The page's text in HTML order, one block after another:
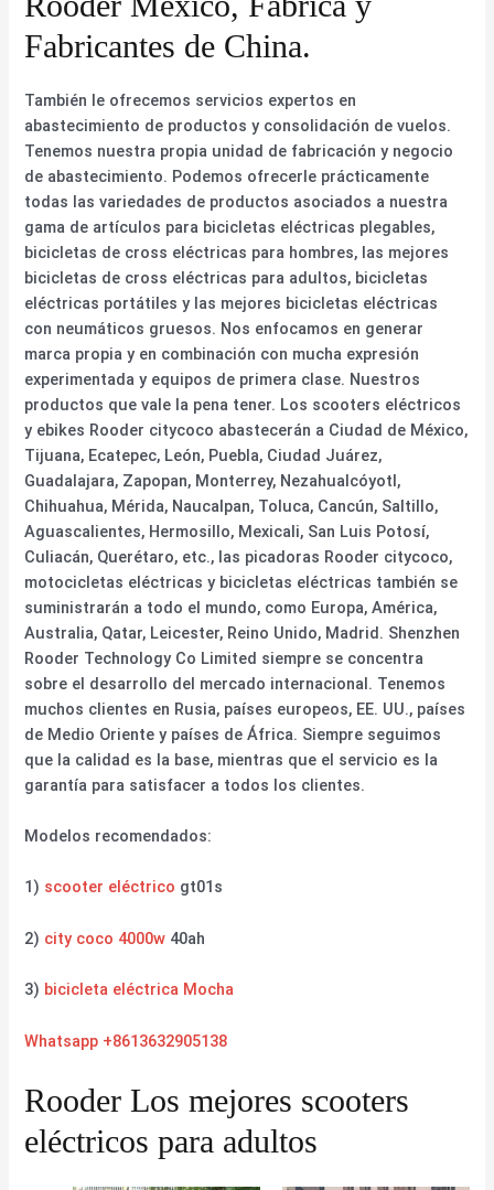
Fabricantes de China.
También le ofrecemos servicios expertos en
abastecimiento de productos y consolidación de vuelos.
Tenemos nuestra propia unidad de fabricación y negocio
de abastecimiento. Podemos ofrecerle prácticamente
todas las variedades de productos asociados a nuestra
gama de artículos para bicicletas eléctricas plegables,
bicicletas de cross eléctricas para hombres, las mejores
bicicletas de cross eléctricas para adultos, bicicletas
eléctricas portátiles y las mejores bicicletas eléctricas
con neumáticos gruesos. Nos enfocamos en generar
marca propia y en combinación con mucha expresión
experimentada y equipos de primera clase. Nuestros
productos que vale la pena tener. Los scooters eléctricos
y ebikes Rooder citycoco abastecerán a Ciudad de México,
Tijuana, Ecatepec, León, Puebla, Ciudad Juárez,
Guadalajara, Zapopan, Monterrey, Nezahualcóyotl,
Chihuahua, Mérida, Naucalpan, Toluca, Cancún, Saltillo,
Aguascalientes, Hermosillo, Mexicali, San Luis Potosí,
Culiacán, Querétaro, etc., las picadoras Rooder citycoco,
motocicletas eléctricas y bicicletas eléctricas también se
suministrarán a todo el mundo, como Europa, América,
Australia, Qatar, Leicester, Reino Unido, Madrid. Shenzhen
Rooder Technology Co Limited siempre se concentra
sobre el desarrollo del mercado internacional. Tenemos
muchos clientes en Rusia, países europeos, EE. UU., países
de Medio Oriente y países de África. Siempre seguimos
que la calidad es la base, mientras que el servicio es la
garantía para satisfacer a todos los clientes.
Modelos recomendados:
1) scooter eléctrico gt01s
2) city coco 4000w 40ah
3) bicicleta eléctrica Mocha
Whatsapp +8613632905138
Rooder Los mejores scooters
eléctricos para adultos